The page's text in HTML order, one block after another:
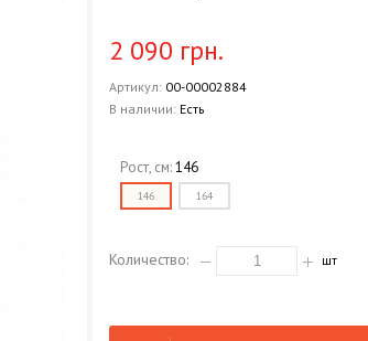
2 090 грн.
Артикул: 00-00002884
В наличии: Есть
Рост, см:146
146 164
Количество: шт